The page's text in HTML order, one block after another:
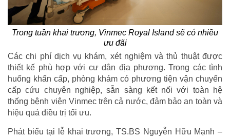
Trong tuần khai trương, Vinmec Royal Island sẽ có nhiều
ưu đãi
Các chi phí dịch vụ khám, xét nghiệm và thủ thuật được
thiết kế phù hợp với cư dân địa phương. Trong các tình
huống khẩn cấp, phòng khám có phương tiện vận chuyển
cấp cứu chuyên nghiệp, sẵn sàng kết nối với toàn hệ
thống bệnh viện Vinmec trên cả nước, đảm bảo an toàn và
hiệu quả điều trị tối ưu.
Phát biểu tại lễ khai trương, TS.BS Nguyễn Hữu Mạnh –